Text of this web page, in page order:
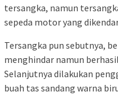
tersangka, namun
sepeda motor yang
Tersangka pun sebutnya,
menghindar namun
Selanjutnya dilakukan
buah tas sandang warna